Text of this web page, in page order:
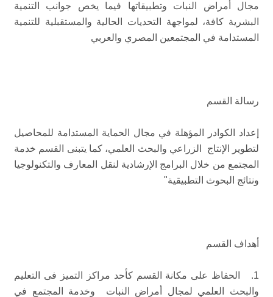
مجال أمراض النبات وتطبيقاتها فيما يخص جوانب التنمية
البشرية كافة، لمواجهة التحديات الحالية والمستقبلية للتنمية
المستدامة في المجتمعين المصري والعربي
رسالة القسم
إعداد الكوادر المؤهلة في مجال الحماية المستدامة للمحاصيل
لتطوير الإنتاج الزراعي والبحث العلمي، كما يتبنى القسم خدمة
المجتمع من خلال البرامج الإرشادية لنقل المعارف والتكنولوجيا
ونتائج البحوث التطبيقية"
أهداف القسم
1. الحفاظ على مكانة القسم كأحد مراكز التميز فى التعليم
والبحث العلمي لمجال أمراض النبات وخدمة المجتمع في